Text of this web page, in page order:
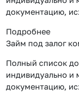
документацию,
Подробнее
Займ под залог
Полный список
индивидуально и
документацию,